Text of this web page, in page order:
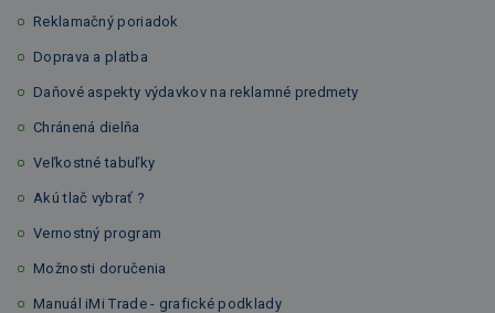
Reklamačný poriadok
Doprava a platba
Daňové aspekty výdavkov na reklamné predmety
Chránená dielňa
Veľkostné tabuľky
Akú tlač vybrať ?
Vernostný program
Možnosti doručenia
Manuál iMi Trade - grafické podklady